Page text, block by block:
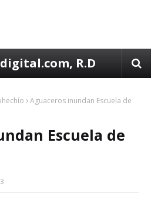
R.D
Aguaceros inundan Escuela de
Escuela de